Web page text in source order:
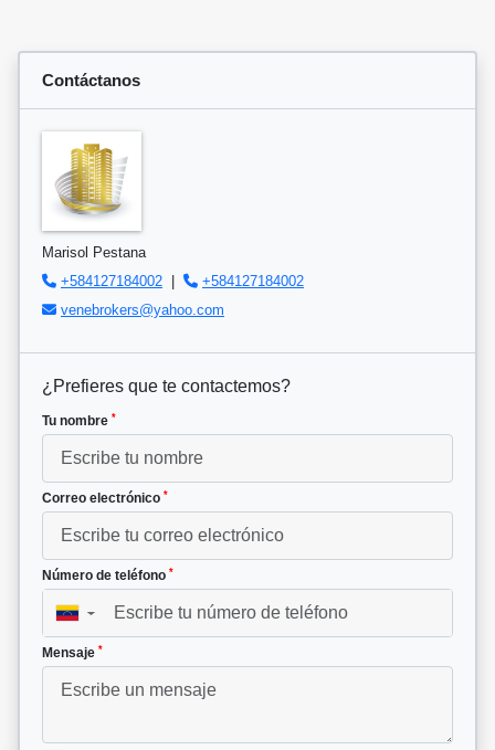
Contáctanos
Marisol Pestana
+584127184002
+584127184002
venebrokers@yahoo.com
¿Prefieres que te contactemos?
Tu nombre *
Correo electrónico *
Número de teléfono *
▼
Mensaje *